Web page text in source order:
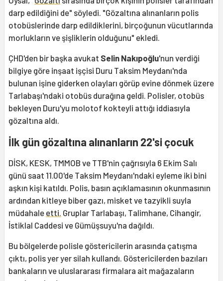
darp edildiğini de" söyledi. "Gözaltına alınanların polis
otobüslerinde darp edildiklerini, birçoğunun vücutlarında
morlukların ve şişliklerin olduğunu" ekledi.
ÇHD'den bir başka avukat Selin Nakıpoğlu'nun verdiği
bilgiye göre inşaat işçisi Duru Taksim Meydanı'nda
bulunan işine giderken olayları görüp evine dönmek üzere
Tarlabaşı'ndaki otobüs durağına geldi. Polisler, otobüs
bekleyen Duru'yu molotof kokteyli attığı iddiasıyla
gözaltına aldı.
İlk gün gözaltına alınanların 22'si çocuk
DİSK, KESK, TMMOB ve TTB'nin çağrısıyla 6 Ekim Salı
günü saat 11.00'de Taksim Meydanı'ndaki eyleme iki bini
aşkın kişi katıldı. Polis, basın açıklamasının okunmasının
ardından kitleye biber gazı, misket ve tazyikli suyla
müdahale etti. Gruplar Tarlabaşı, Talimhane, Cihangir,
İstiklal Caddesi ve Gümüşsuyu'na dağıldı.
Bu bölgelerde polisle göstericilerin arasında çatışma
çıktı, polis yer yer silah kullandı. Göstericilerden bazıları
bankaların ve uluslararası firmalara ait mağazaların